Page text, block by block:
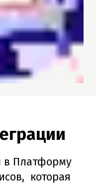
в Платформу
которая